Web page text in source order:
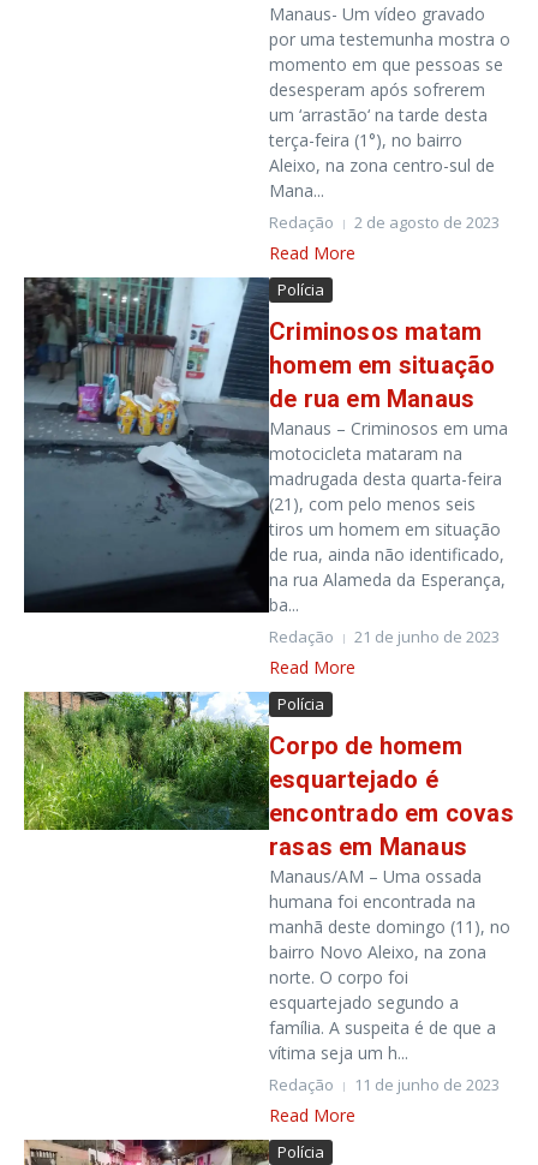
Manaus- Um vídeo gravado
por uma testemunha mostra o
momento em que pessoas se
desesperam após sofrerem
um ‘arrastão‘ na tarde desta
terça-feira (1°), no bairro
Aleixo, na zona centro-sul de
Mana...
Redação 2 de agosto de 2023
Read More
Polícia
Criminosos matam
homem em situação
de rua em Manaus
Manaus – Criminosos em uma
motocicleta mataram na
madrugada desta quarta-feira
(21), com pelo menos seis
tiros um homem em situação
de rua, ainda não identificado,
na rua Alameda da Esperança,
ba...
Redação 21 de junho de 2023
Read More
Polícia
Corpo de homem
esquartejado é
encontrado em covas
rasas em Manaus
Manaus/AM – Uma ossada
humana foi encontrada na
manhã deste domingo (11), no
bairro Novo Aleixo, na zona
norte. O corpo foi
esquartejado segundo a
família. A suspeita é de que a
vítima seja um h...
Redação 11 de junho de 2023
Read More
Polícia